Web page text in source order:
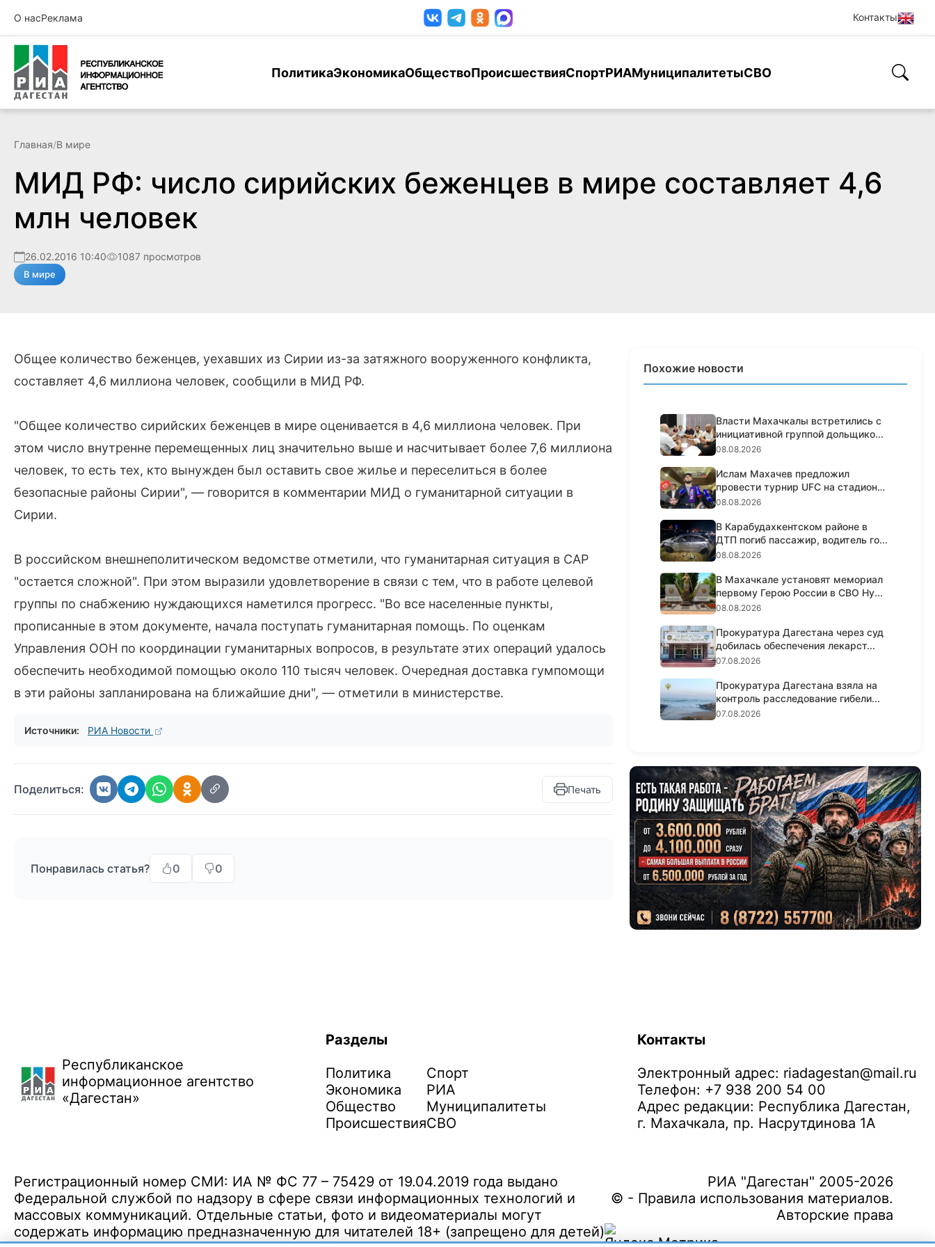
О насРеклама Контакты
ПолитикаЭкономикаОбществоПроисшествияСпортРИАМуниципалитетыСВО
Главная/В мире
МИД РФ: число сирийских беженцев в мире составляет 4,6
млн человек
26.02.2016 10:40 1087 просмотров
В мире
Общее количество беженцев, уехавших из Сирии из-за затяжного вооруженного конфликта,
составляет 4,6 миллиона человек, сообщили в МИД РФ.
"Общее количество сирийских беженцев в мире оценивается в 4,6 миллиона человек. При
этом число внутренне перемещенных лиц значительно выше и насчитывает более 7,6 миллиона
человек, то есть тех, кто вынужден был оставить свое жилье и переселиться в более
безопасные районы Сирии", — говорится в комментарии МИД о гуманитарной ситуации в
Сирии.
В российском внешнеполитическом ведомстве отметили, что гуманитарная ситуация в САР
"остается сложной". При этом выразили удовлетворение в связи с тем, что в работе целевой
группы по снабжению нуждающихся наметился прогресс. "Во все населенные пункты,
прописанные в этом документе, начала поступать гуманитарная помощь. По оценкам
Управления ООН по координации гуманитарных вопросов, в результате этих операций удалось
обеспечить необходимой помощью около 110 тысяч человек. Очередная доставка гумпомощи
в эти районы запланирована на ближайшие дни", — отметили в министерстве.
Источники: РИА Новости
Поделиться: Печать
Понравилась статья? 0 0
Похожие новости
Власти Махачкалы встретились с
инициативной группой дольщико...
08.08.2026
Ислам Махачев предложил
провести турнир UFC на стадионе
«Дин...
08.08.2026
В Карабудахкентском районе в
ДТП погиб пассажир, водитель го...
08.08.2026
В Махачкале установят мемориал
первому Герою России в СВО Ну...
08.08.2026
Прокуратура Дагестана через суд
добилась обеспечения лекарст...
07.08.2026
Прокуратура Дагестана взяла на
контроль расследование гибели...
07.08.2026
Республиканское
информационное агентство
«Дагестан»
Разделы
Политика
Экономика
Общество
Происшествия
Спорт
РИА
Муниципалитеты
СВО
Контакты
Электронный адрес: riadagestan@mail.ru
Телефон: +7 938 200 54 00
Адрес редакции: Республика Дагестан,
г. Махачкала, пр. Насрутдинова 1А
Регистрационный номер СМИ: ИА № ФС 77 – 75429 от 19.04.2019 года выдано
Федеральной службой по надзору в сфере связи информационных технологий и
массовых коммуникаций. Отдельные статьи, фото и видеоматериалы могут
содержать информацию предназначенную для читателей 18+ (запрещено для детей)
РИА "Дагестан" 2005-2026
© - Правила использования материалов.
Авторские права